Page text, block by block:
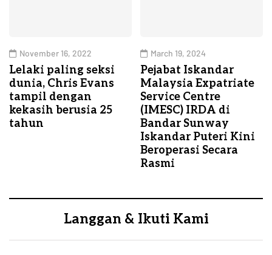
November 16, 2022
Lelaki paling seksi
dunia, Chris Evans
tampil dengan
kekasih berusia 25
tahun
March 19, 2024
Pejabat Iskandar
Malaysia Expatriate
Service Centre
(IMESC) IRDA di
Bandar Sunway
Iskandar Puteri Kini
Beroperasi Secara
Rasmi
Langgan & Ikuti Kami